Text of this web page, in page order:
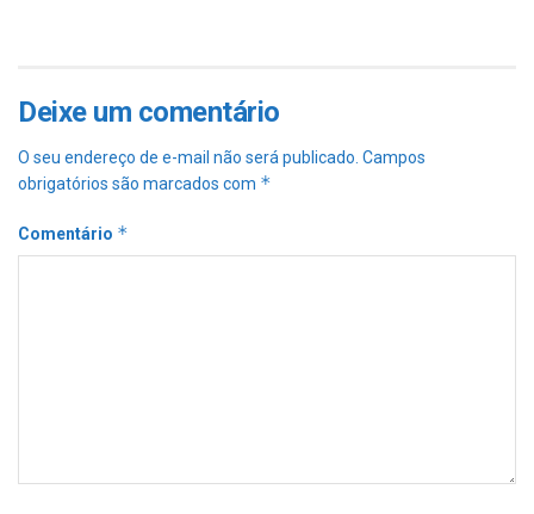
Deixe um comentário
O seu endereço de e-mail não será publicado. Campos
obrigatórios são marcados com *
Comentário *